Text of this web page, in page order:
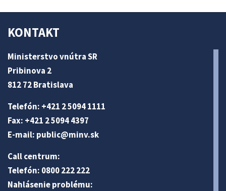
KONTAKT
Ministerstvo vnútra SR
Pribinova 2
812 72 Bratislava
Telefón: +421 2 5094 1111
Fax: +421 2 5094 4397
E-mail: public@minv.sk
Call centrum:
Telefón: 0800 222 222
Nahlásenie problému: